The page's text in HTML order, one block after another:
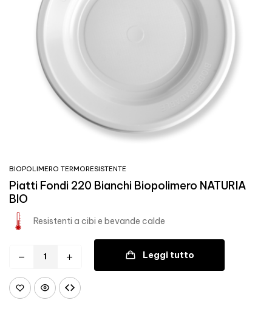
BIOPOLIMERO TERMORESISTENTE
Piatti Fondi 220 Bianchi Biopolimero NATURIA
BIO
Resistenti a cibi e bevande calde
Leggi tutto